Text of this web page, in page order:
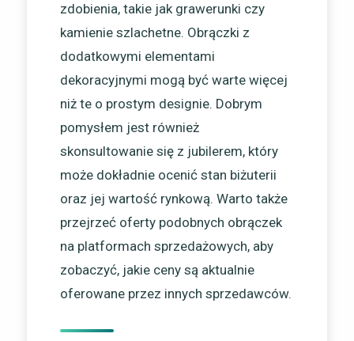
zdobienia, takie jak grawerunki czy
kamienie szlachetne. Obrączki z
dodatkowymi elementami
dekoracyjnymi mogą być warte więcej
niż te o prostym designie. Dobrym
pomysłem jest również
skonsultowanie się z jubilerem, który
może dokładnie ocenić stan biżuterii
oraz jej wartość rynkową. Warto także
przejrzeć oferty podobnych obrączek
na platformach sprzedażowych, aby
zobaczyć, jakie ceny są aktualnie
oferowane przez innych sprzedawców.